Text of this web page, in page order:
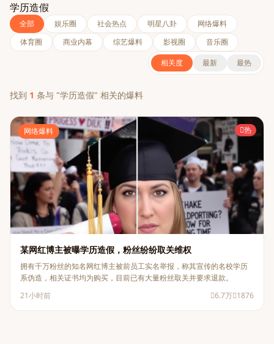
学历造假
全部 娱乐圈 社会热点 明星八卦
网络爆料
体育圈
商业内幕 综艺爆料 影视圈
音乐圈
相关度
最新 最热
找到 1 条与 "学历造假" 相关的爆料
网络爆料 热
某网红博主被曝学历造假，粉丝纷纷取关维权
拥有千万粉丝的知名网红博主被前员工实名举报，称其宣传的名校学历
系伪造，相关证书均为购买，目前已有大量粉丝取关并要求退款。
21小时前
6.7万 1876